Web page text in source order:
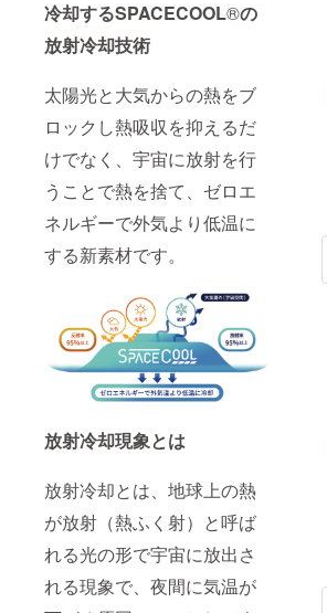
冷却するSPACECOOL®の
放射冷却技術
太陽光と大気からの熱をブ
ロックし熱吸収を抑えるだ
けでなく、宇宙に放射を行
うことで熱を捨て、ゼロエ
ネルギーで外気より低温に
する新素材です。
放射冷却現象とは
放射冷却とは、地球上の熱
が放射（熱ふく射）と呼ば
れる光の形で宇宙に放出さ
れる現象で、夜間に気温が